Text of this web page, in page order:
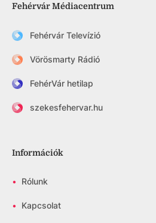
Fehérvár Médiacentrum
Fehérvár Televízió
Vörösmarty Rádió
FehérVár hetilap
szekesfehervar.hu
Információk
• Rólunk
• Kapcsolat